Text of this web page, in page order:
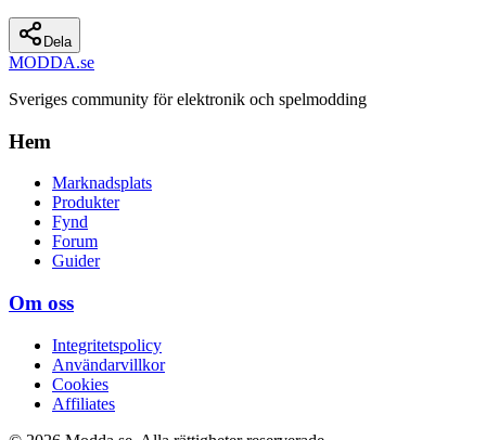
Dela
MODDA.se
Sveriges community för elektronik och spelmodding
Hem
Marknadsplats
Produkter
Fynd
Forum
Guider
Om oss
Integritetspolicy
Användarvillkor
Cookies
Affiliates